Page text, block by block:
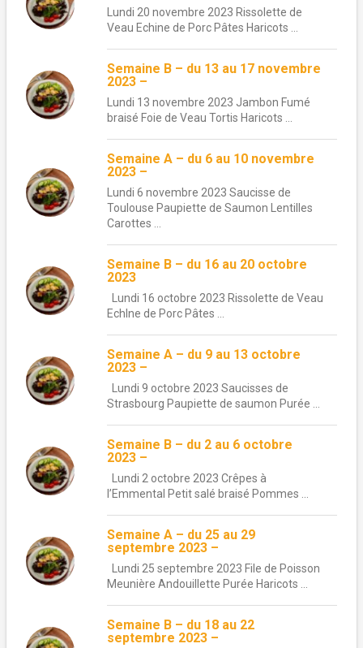
Lundi 20 novembre 2023 Rissolette de
Veau Echine de Porc Pâtes Haricots ...
Semaine B – du 13 au 17 novembre
2023 –
Lundi 13 novembre 2023 Jambon Fumé
braisé Foie de Veau Tortis Haricots ...
Semaine A – du 6 au 10 novembre
2023 –
Lundi 6 novembre 2023 Saucisse de
Toulouse Paupiette de Saumon Lentilles
Carottes ...
Semaine B – du 16 au 20 octobre
2023
Lundi 16 octobre 2023 Rissolette de Veau
EchIne de Porc Pâtes ...
Semaine A – du 9 au 13 octobre
2023 –
Lundi 9 octobre 2023 Saucisses de
Strasbourg Paupiette de saumon Purée ...
Semaine B – du 2 au 6 octobre
2023 –
Lundi 2 octobre 2023 Crêpes à
l’Emmental Petit salé braisé Pommes ...
Semaine A – du 25 au 29
septembre 2023 –
Lundi 25 septembre 2023 File de Poisson
Meunière Andouillette Purée Haricots ...
Semaine B – du 18 au 22
septembre 2023 –